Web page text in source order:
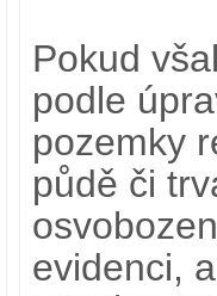
Pokud
podle
pozemky
půdě či
evidenci,